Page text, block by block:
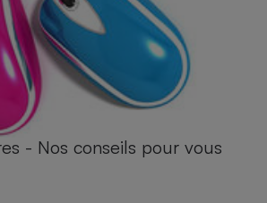
- Nos conseils pour vous